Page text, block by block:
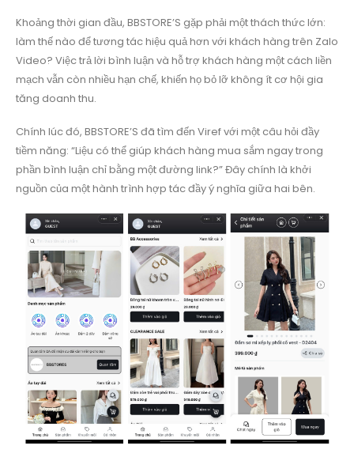
Khoảng thời gian đầu, BBSTORE’S gặp phải một thách thức lớn:
làm thế nào để tương tác hiệu quả hơn với khách hàng trên Zalo
Video? Việc trả lời bình luận và hỗ trợ khách hàng một cách liền
mạch vẫn còn nhiều hạn chế, khiến họ bỏ lỡ không ít cơ hội gia
tăng doanh thu.
Chính lúc đó, BBSTORE’S đã tìm đến Viref với một câu hỏi đầy
tiềm năng: “Liệu có thể giúp khách hàng mua sắm ngay trong
phần bình luận chỉ bằng một đường link?” Đây chính là khởi
nguồn của một hành trình hợp tác đầy ý nghĩa giữa hai bên.